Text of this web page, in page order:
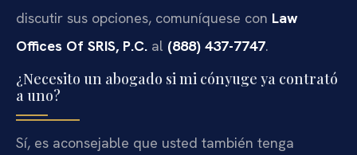
discutir sus opciones, comuníquese con Law
Offices Of SRIS, P.C. al (888) 437-7747.
¿Necesito un abogado si mi cónyuge ya contrató
a uno?
Sí, es aconsejable que usted también tenga